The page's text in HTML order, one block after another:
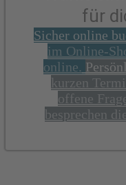
für
Sicher online
im Online-
online.
kurzen
offene
besprechen